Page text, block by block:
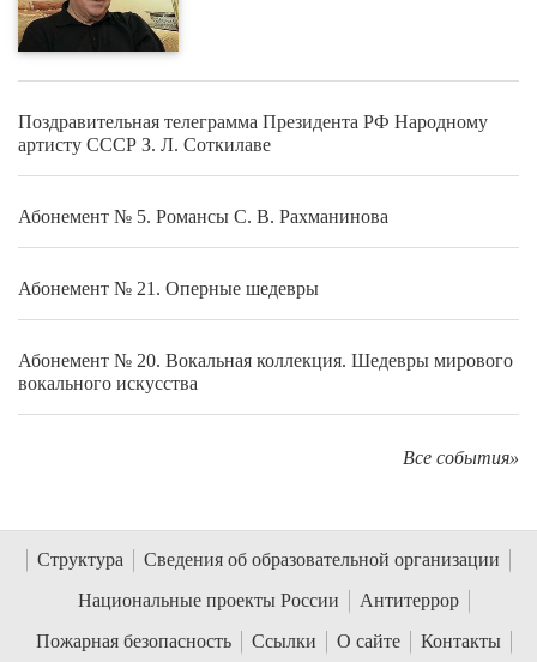
Поздравительная телеграмма Президента РФ Народному
артисту СССР З. Л. Соткилаве
Абонемент № 5. Романсы С. В. Рахманинова
Абонемент № 21. Оперные шедевры
Абонемент № 20. Вокальная коллекция. Шедевры мирового
вокального искусства
Все события»
Структура
Сведения об образовательной организации
Национальные проекты России
Антитеррор
Пожарная безопасность
Ссылки О сайте Контакты